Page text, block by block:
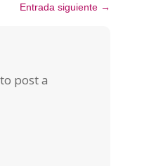
Entrada siguiente →
post a